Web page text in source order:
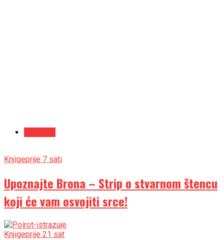
Knjigeprije 7 sati
Upoznajte Brona – Strip o stvarnom štencu
koji će vam osvojiti srce!
Knjigeprije 21 sat